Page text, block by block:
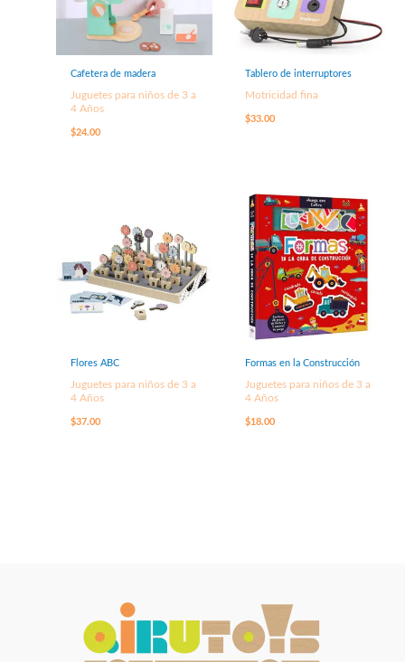
Cafetera de madera
Juguetes para niños de 3 a
4 Años
$24.00
Tablero de interruptores
Motricidad fina
$33.00
Flores ABC
Juguetes para niños de 3 a
4 Años
$37.00
Formas en la Construcción
Juguetes para niños de 3 a
4 Años
$18.00